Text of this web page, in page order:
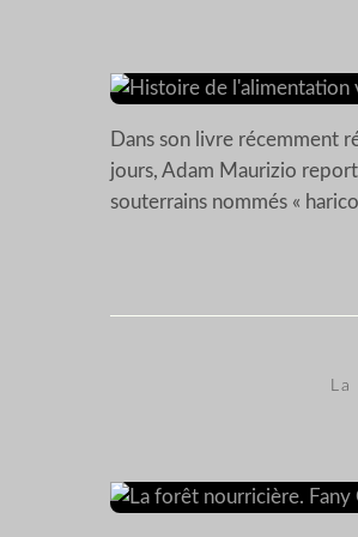
Dans son livre récemment
jours, Adam Maurizio
souterrains nommés «